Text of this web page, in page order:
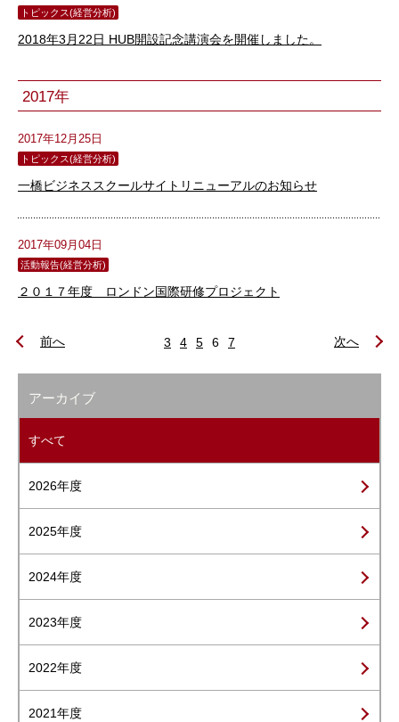
トピックス(経営分析)
2018年3月22日 HUB開設記念講演会を開催しました。
2017年
2017年12月25日
トピックス(経営分析)
一橋ビジネススクールサイトリニューアルのお知らせ
2017年09月04日
活動報告(経営分析)
２０１７年度 ロンドン国際研修プロジェクト
前へ 3 4 5 6 7 次へ
アーカイブ
すべて
2026年度
2025年度
2024年度
2023年度
2022年度
2021年度